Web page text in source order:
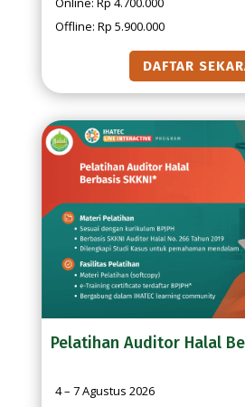
Offline: Rp 5.900.000
DAFTAR
Pelatihan Auditor Halal
4 – 7 Agustus 2026